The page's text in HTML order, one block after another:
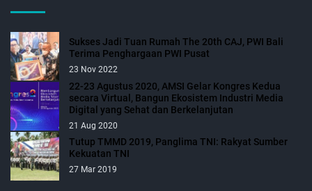
Sukses Jadi Tuan Rumah The 20th CAJ, PWI Bali
Terima Penghargaan PWI Pusat
23 Nov 2022
22-23 Agustus 2020, AMSI Gelar Kongres Kedua
secara Virtual, Bangun Ekosistem Industri Media
Digital yang Sehat dan Berkelanjutan
21 Aug 2020
Tutup TMMD 2019, Panglima TNI: Rakyat Sumber
Kekuatan TNI
27 Mar 2019